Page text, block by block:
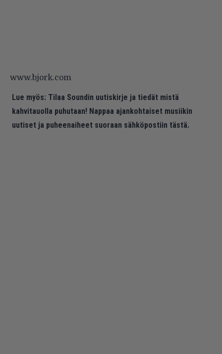
www.bjork.com
Lue myös: Tilaa Soundin uutiskirje ja tiedät mistä
kahvitauolla puhutaan! Nappaa ajankohtaiset musiikin
uutiset ja puheenaiheet suoraan sähköpostiin tästä.